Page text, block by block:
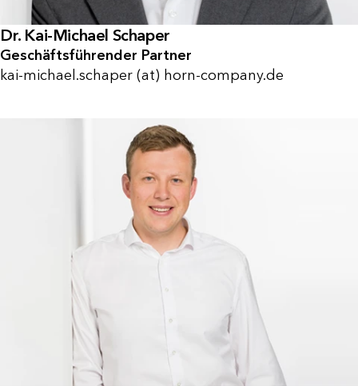
Dr. Kai-Michael Schaper
Geschäftsführender Partner
kai-michael.schaper (at) horn-company.de